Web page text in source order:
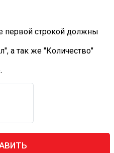
первой строкой должны
а так же "Количество"